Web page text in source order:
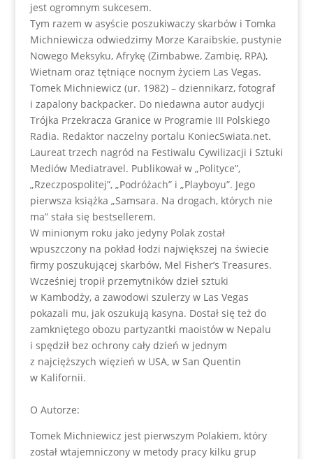
jest ogromnym sukcesem.
Tym razem w asyście poszukiwaczy skarbów i Tomka
Michniewicza odwiedzimy Morze Karaibskie, pustynie
Nowego Meksyku, Afrykę (Zimbabwe, Zambię, RPA),
Wietnam oraz tętniące nocnym życiem Las Vegas.
Tomek Michniewicz (ur. 1982) – dziennikarz, fotograf
i zapalony backpacker. Do niedawna autor audycji
Trójka Przekracza Granice w Programie III Polskiego
Radia. Redaktor naczelny portalu KoniecSwiata.net.
Laureat trzech nagród na Festiwalu Cywilizacji i Sztuki
Mediów Mediatravel. Publikował w „Polityce”,
„Rzeczpospolitej”, „Podróżach” i „Playboyu”. Jego
pierwsza książka „Samsara. Na drogach, których nie
ma” stała się bestsellerem.
W minionym roku jako jedyny Polak został
wpuszczony na pokład łodzi największej na świecie
firmy poszukującej skarbów, Mel Fisher’s Treasures.
Wcześniej tropił przemytników dzieł sztuki
w Kambodży, a zawodowi szulerzy w Las Vegas
pokazali mu, jak oszukują kasyna. Dostał się też do
zamkniętego obozu partyzantki maoistów w Nepalu
i spędził bez ochrony cały dzień w jednym
z najcięższych więzień w USA, w San Quentin
w Kalifornii.
O Autorze:
Tomek Michniewicz jest pierwszym Polakiem, który
został wtajemniczony w metody pracy kilku grup